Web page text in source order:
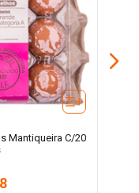
Mantiqueira C/20